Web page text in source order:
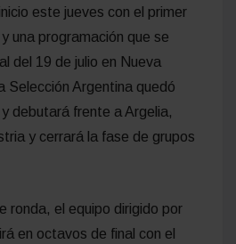
este jueves con el primer
una programación que se
del 19 de julio en Nueva
Selección Argentina quedó
debutará frente a Argelia,
y cerrará la fase de grupos
ronda, el equipo dirigido por
en octavos de final con el